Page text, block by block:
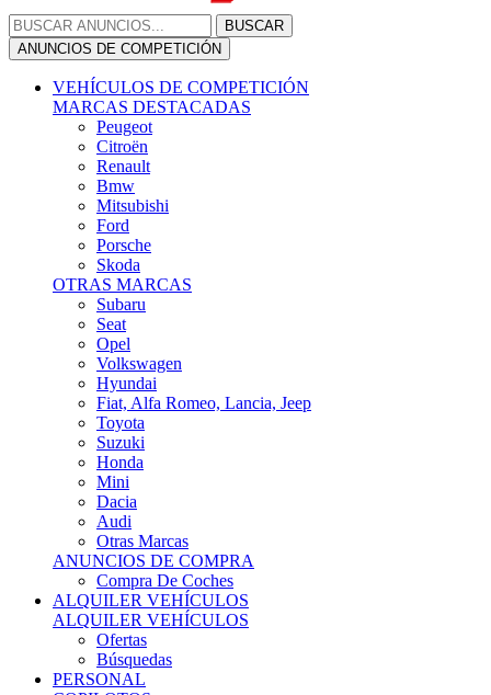
ANUNCIOS DE COMPETICIÓN
VEHÍCULOS DE COMPETICIÓN
MARCAS DESTACADAS
Peugeot
Citroën
Renault
Bmw
Mitsubishi
Ford
Porsche
Skoda
OTRAS MARCAS
Subaru
Seat
Opel
Volkswagen
Hyundai
Fiat, Alfa Romeo, Lancia, Jeep
Toyota
Suzuki
Honda
Mini
Dacia
Audi
Otras Marcas
ANUNCIOS DE COMPRA
Compra De Coches
ALQUILER VEHÍCULOS
ALQUILER VEHÍCULOS
Ofertas
Búsquedas
PERSONAL
COPILOTOS
Copilotos Disponibles